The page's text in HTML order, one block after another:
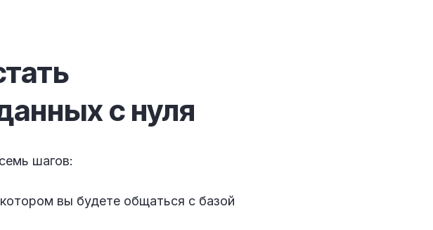
снуля
шагов:
вы будете общаться с базой